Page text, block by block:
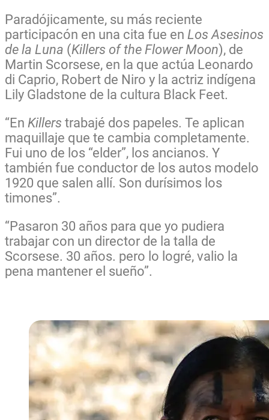
Paradójicamente, su más reciente
participacón en una cita fue en Los Asesinos
de la Luna (Killers of the Flower Moon), de
Martin Scorsese, en la que actúa Leonardo
di Caprio, Robert de Niro y la actriz indígena
Lily Gladstone de la cultura Black Feet.
“En Killers trabajé dos papeles. Te aplican
maquillaje que te cambia completamente.
Fui uno de los “elder”, los ancianos. Y
también fue conductor de los autos modelo
1920 que salen allí. Son durísimos los
timones”.
“Pasaron 30 años para que yo pudiera
trabajar con un director de la talla de
Scorsese. 30 años. pero lo logré, valio la
pena mantener el sueño”.